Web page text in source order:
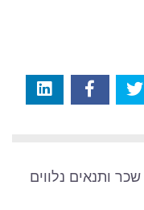
ותנאים נלווים